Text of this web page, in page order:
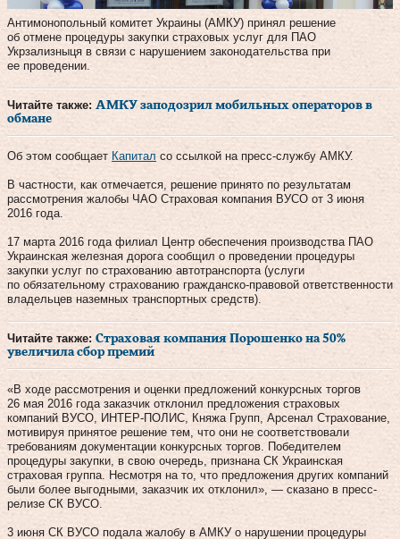
Антимонопольный комитет Украины (АМКУ) принял решение
об отмене процедуры закупки страховых услуг для ПАО
Укрзализныця в связи с нарушением законодательства при
ее проведении.
Читайте также: АМКУ заподозрил мобильных операторов в
обмане
Об этом сообщает Капитал со ссылкой на пресс-службу АМКУ.
В частности, как отмечается, решение принято по результатам
рассмотрения жалобы ЧАО Страховая компания ВУСО от 3 июня
2016 года.
17 марта 2016 года филиал Центр обеспечения производства ПАО
Украинская железная дорога сообщил о проведении процедуры
закупки услуг по страхованию автотранспорта (услуги
по обязательному страхованию гражданско-правовой ответственности
владельцев наземных транспортных средств).
Читайте также: Страховая компания Порошенко на 50%
увеличила сбор премий
«В ходе рассмотрения и оценки предложений конкурсных торгов
26 мая 2016 года заказчик отклонил предложения страховых
компаний ВУСО, ИНТЕР-ПОЛИС, Княжа Групп, Арсенал Страхование,
мотивируя принятое решение тем, что они не соответствовали
требованиям документации конкурсных торгов. Победителем
процедуры закупки, в свою очередь, признана СК Украинская
страховая группа. Несмотря на то, что предложения других компаний
были более выгодными, заказчик их отклонил», — сказано в пресс-
релизе СК ВУСО.
3 июня СК ВУСО подала жалобу в АМКУ о нарушении процедуры